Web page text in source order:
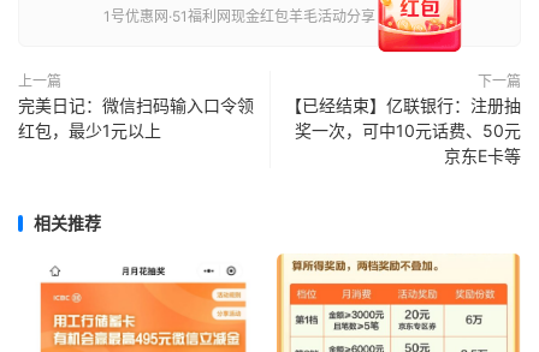
1号优惠网·51福利网现金红包羊毛活动分享
上一篇
完美日记：微信扫码输入口令领
红包，最少1元以上
下一篇
【已经结束】亿联银行：注册抽
奖一次，可中10元话费、50元
京东E卡等
相关推荐